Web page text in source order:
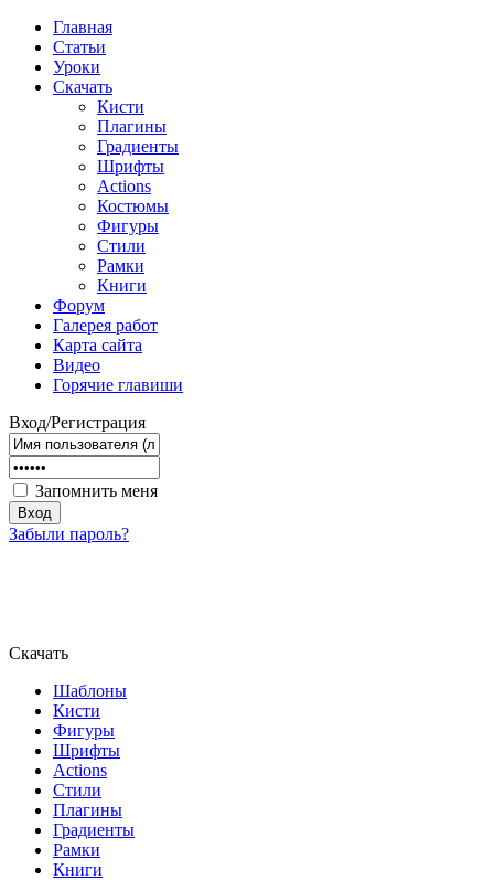
Главная
Статьи
Уроки
Скачать
Кисти
Плагины
Градиенты
Шрифты
Actions
Костюмы
Фигуры
Стили
Рамки
Книги
Форум
Галерея работ
Карта сайта
Видео
Горячие главиши
Вход/Регистрация
Запомнить меня
Забыли пароль?
Скачать
Шаблоны
Кисти
Фигуры
Шрифты
Actions
Стили
Плагины
Градиенты
Рамки
Книги